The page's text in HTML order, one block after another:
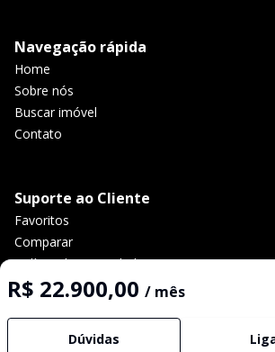
R$ 22.900,00 / mês
Dúvidas
Navegação rápida
Home
Sobre nós
Buscar imóvel
Contato
Suporte ao Cliente
Favoritos
Comparar
Política de privacidade
Imobiliária